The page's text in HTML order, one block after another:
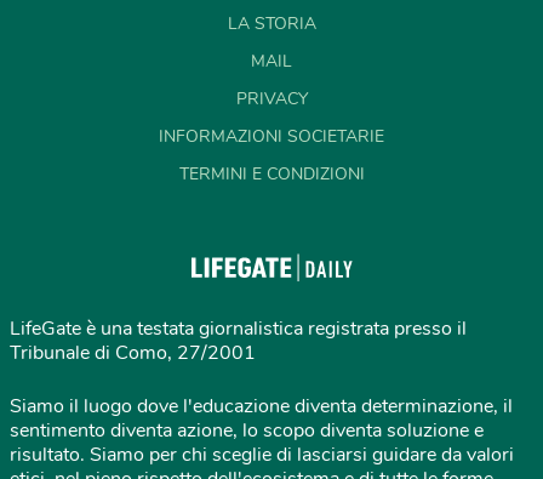
LA STORIA
MAIL
PRIVACY
INFORMAZIONI SOCIETARIE
TERMINI E CONDIZIONI
LifeGate è una testata giornalistica registrata presso il
Tribunale di Como, 27/2001
Siamo il luogo dove l'educazione diventa determinazione, il
sentimento diventa azione, lo scopo diventa soluzione e
risultato. Siamo per chi sceglie di lasciarsi guidare da valori